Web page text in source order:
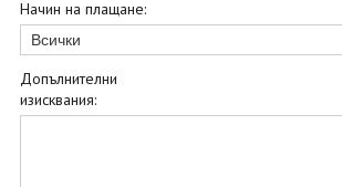
Начин на плащане:
Допълнителни
изисквания: